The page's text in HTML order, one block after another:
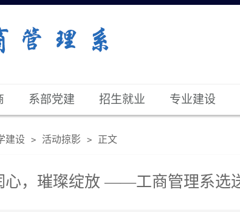
系部党建 招生就业 专业建设
建设 > 活动掠影 > 正文
心，璀璨绽放 ——工商管理系选